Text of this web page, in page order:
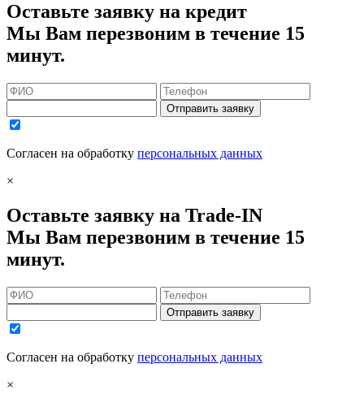
Оставьте заявку на кредит
Мы Вам перезвоним в течение 15
минут.
Отправить заявку
Согласен на обработку персональных данных
×
Оставьте заявку на Trade-IN
Мы Вам перезвоним в течение 15
минут.
Отправить заявку
Согласен на обработку персональных данных
×